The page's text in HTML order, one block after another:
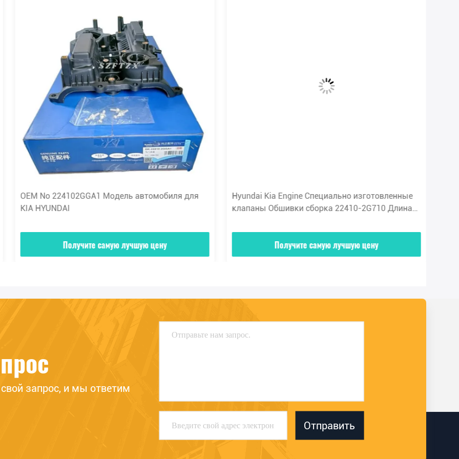
OEM No 224102GGA1 Модель автомобиля для
KIA HYUNDAI
Получите самую лучшую цену
Hyundai Kia Engine Специально изготовленные
клапаны Обшивки сборка 22410-2G710 Длина
Получите самую лучшую цену
запрос, и мы ответим
Отправить